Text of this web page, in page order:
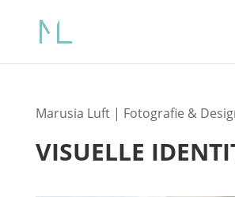
Marusia Luft | Fotografie &
VISUELLE